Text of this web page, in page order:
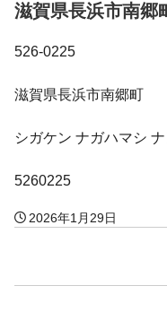
滋賀県長浜市南郷
526-0225
滋賀県長浜市南郷町
シガケン ナガハマシ
5260225
2026年1月29日